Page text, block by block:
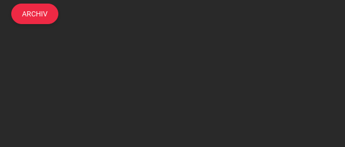
ARCHIV